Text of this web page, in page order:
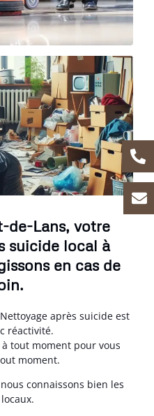
de-Lans, votre
suicide local à
en cas de
après suicide est
réactivité.
tout moment pour vous
moment.
connaissons bien les